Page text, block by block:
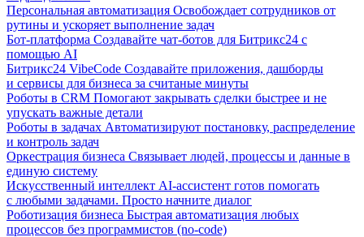
Персональная автоматизация Освобождает сотрудников от
рутины и ускоряет выполнение задач
Бот-платформа Создавайте чат-ботов для Битрикс24 с
помощью AI
Битрикс24 VibeCode Создавайте приложения, дашборды
и сервисы для бизнеса за считаные минуты
Роботы в CRM Помогают закрывать сделки быстрее и не
упускать важные детали
Роботы в задачах Автоматизируют постановку, распределение
и контроль задач
Оркестрация бизнеса Связывает людей, процессы и данные в
единую систему
Искусственный интеллект AI-ассистент готов помогать
с любыми задачами. Просто начните диалог
Роботизация бизнеса Быстрая автоматизация любых
процессов без программистов (no-code)